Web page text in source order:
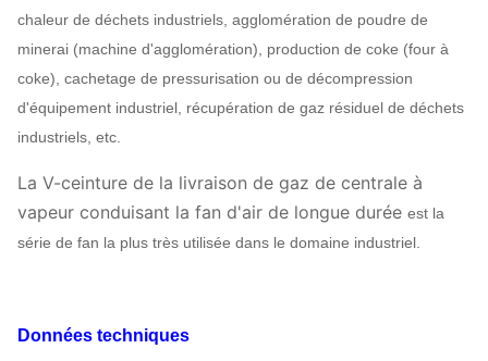
chaleur de déchets industriels, agglomération de poudre de
minerai (machine d'agglomération), production de coke (four à
coke), cachetage de pressurisation ou de décompression
d'équipement industriel, récupération de gaz résiduel de déchets
industriels, etc.
La V-ceinture de la livraison de gaz de centrale à
vapeur conduisant la fan d'air de longue durée est la
série de fan la plus très utilisée dans le domaine industriel.
Données techniques